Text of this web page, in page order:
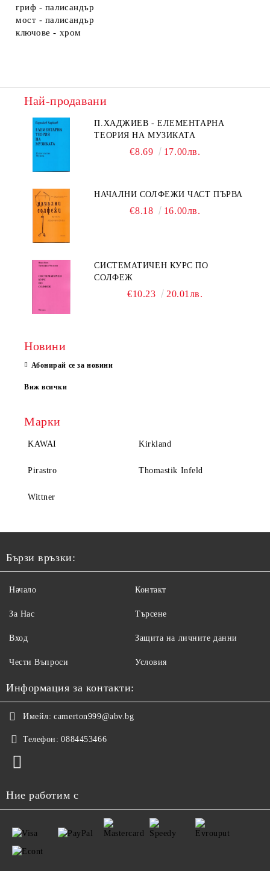
гриф - палисандър
мост - палисандър
ключове - хром
Най-продавани
П.ХАДЖИЕВ - ЕЛЕМЕНТАРНА
ТЕОРИЯ НА МУЗИКАТА
€8.69 17.00лв.
НАЧАЛНИ СОЛФЕЖИ ЧАСТ ПЪРВА
€8.18 16.00лв.
СИСТЕМАТИЧЕН КУРС ПО
СОЛФЕЖ
€10.23 20.01лв.
Новини
Абонирай се за новини
Виж всички
Марки
KAWAI Kirkland
Pirastro Thomastik Infeld
Wittner
Бързи връзки:
Начало
За Нас
Вход
Чести Въпроси
Контакт
Търсене
Защита на личните данни
Условия
Информация за контакти:
Имейл: camerton999@abv.bg
Телефон: 0884453466
Ние работим с